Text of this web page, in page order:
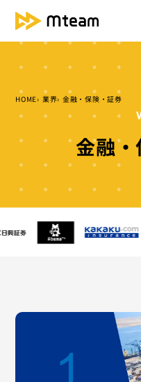
HOME 業界 金融・保険・証券
金融